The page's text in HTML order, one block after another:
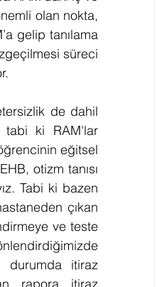
olan nokta,
gelip tanılama
süreci
de dahil
tabi ki RAM'lar
eğitsel
otizm tanısı
Tabi ki bazen
çıkan
ve teste
durumda itiraz